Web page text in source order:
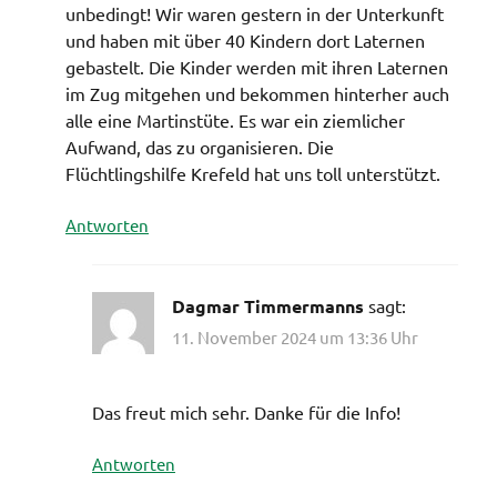
unbedingt! Wir waren gestern in der Unterkunft
und haben mit über 40 Kindern dort Laternen
gebastelt. Die Kinder werden mit ihren Laternen
im Zug mitgehen und bekommen hinterher auch
alle eine Martinstüte. Es war ein ziemlicher
Aufwand, das zu organisieren. Die
Flüchtlingshilfe Krefeld hat uns toll unterstützt.
Antworten
Dagmar Timmermanns sagt:
11. November 2024 um 13:36 Uhr
Das freut mich sehr. Danke für die Info!
Antworten